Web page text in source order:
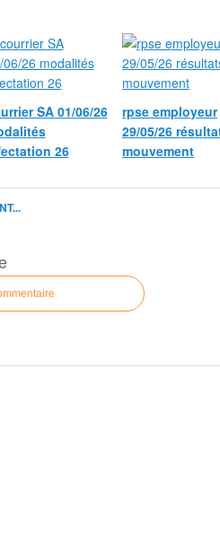
SA 01/06/26
26
rpse employeur
29/05/26
mouvement